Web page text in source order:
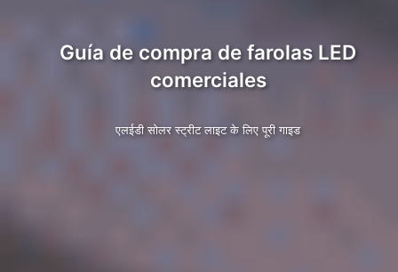
Guía de compra de farolas LED
comerciales
एलईडी सोलर स्ट्रीट लाइट के लिए पूरी गाइड